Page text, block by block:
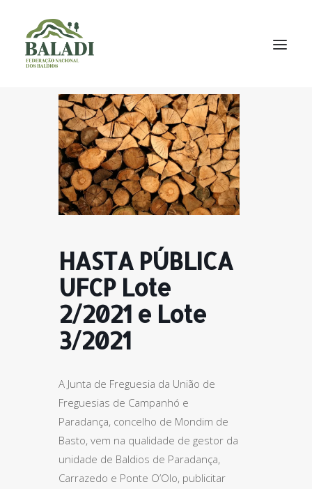
A BALADI
INICIATIVAS
PROJETOS
NOTÍCIAS
DOCUMENTAÇÃO
NEWSLETTERHASTA PÚBLICA
UFCP Lote
2/2021 e Lote
3/2021
A Junta de Freguesia da União de
Freguesias de Campanhó e
Paradança, concelho de Mondim de
Basto, vem na qualidade de gestor da
unidade de Baldios de Paradança,
Carrazedo e Ponte O’Olo, publicitar